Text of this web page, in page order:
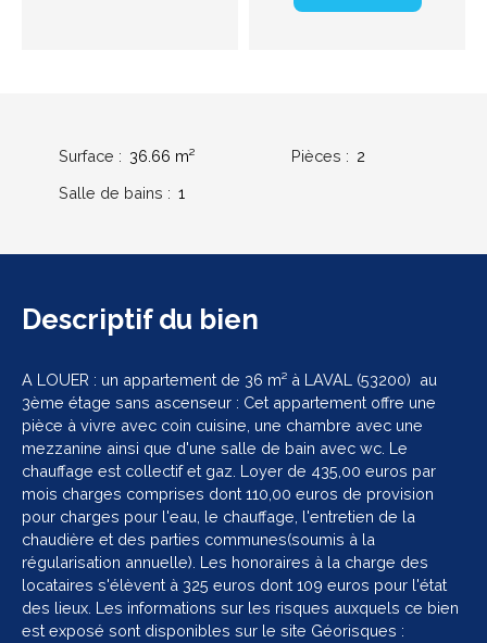
Surface : 36.66 m² Pièces : 2
Salle de bains : 1
Descriptif du bien
A LOUER : un appartement de 36 m² à LAVAL (53200) au
3ème étage sans ascenseur : Cet appartement offre une
pièce à vivre avec coin cuisine, une chambre avec une
mezzanine ainsi que d'une salle de bain avec wc. Le
chauffage est collectif et gaz. Loyer de 435,00 euros par
mois charges comprises dont 110,00 euros de provision
pour charges pour l'eau, le chauffage, l'entretien de la
chaudière et des parties communes(soumis à la
régularisation annuelle). Les honoraires à la charge des
locataires s'élèvent à 325 euros dont 109 euros pour l'état
des lieux. Les informations sur les risques auxquels ce bien
est exposé sont disponibles sur le site Géorisques :